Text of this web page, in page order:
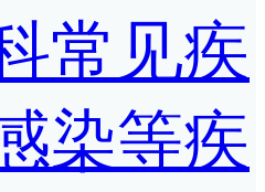
常见疾
染等疾